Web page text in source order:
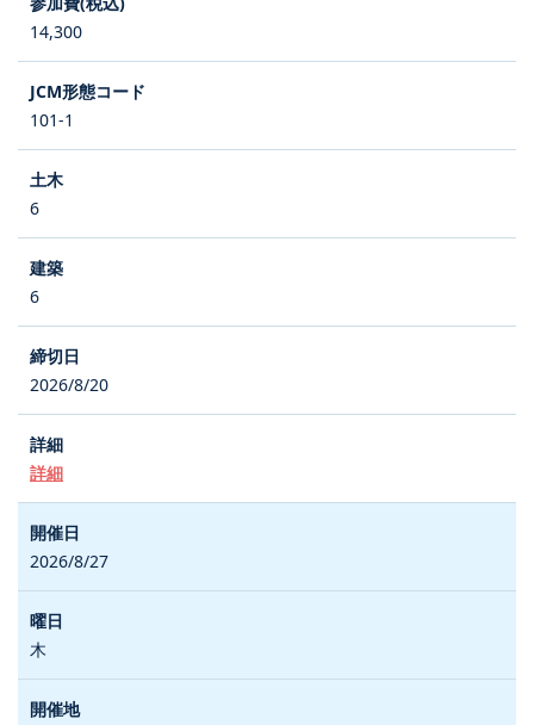
14,300
101-1
6
6
2026/8/20
詳細
2026/8/27
木